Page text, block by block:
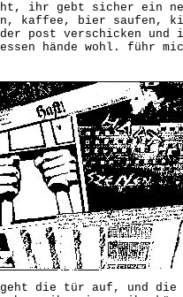
ihr gebt sicher ein
kaffee, bier saufen,
post verschicken und
hände wohl. führ
die tür auf, und die